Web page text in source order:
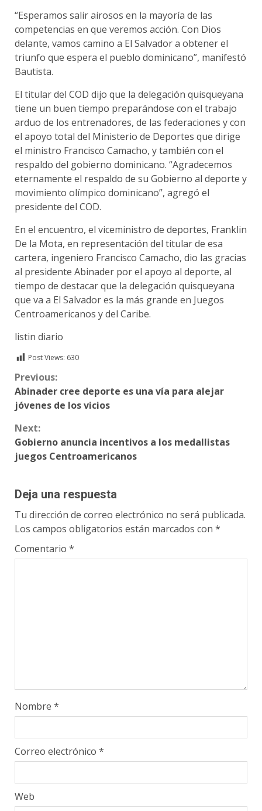
“Esperamos salir airosos en la mayoría de las
competencias en que veremos acción. Con Dios
delante, vamos camino a El Salvador a obtener el
triunfo que espera el pueblo dominicano”, manifestó
Bautista.
El titular del COD dijo que la delegación quisqueyana
tiene un buen tiempo preparándose con el trabajo
arduo de los entrenadores, de las federaciones y con
el apoyo total del Ministerio de Deportes que dirige
el ministro Francisco Camacho, y también con el
respaldo del gobierno dominicano. “Agradecemos
eternamente el respaldo de su Gobierno al deporte y
movimiento olímpico dominicano”, agregó el
presidente del COD.
En el encuentro, el viceministro de deportes, Franklin
De la Mota, en representación del titular de esa
cartera, ingeniero Francisco Camacho, dio las gracias
al presidente Abinader por el apoyo al deporte, al
tiempo de destacar que la delegación quisqueyana
que va a El Salvador es la más grande en Juegos
Centroamericanos y del Caribe.
listin diario
Post Views: 630
Continue
Reading
Previous:
Abinader cree deporte es una vía para alejar
jóvenes de los vicios
Next:
Gobierno anuncia incentivos a los medallistas
juegos Centroamericanos
Deja una respuesta
Tu dirección de correo electrónico no será publicada.
Los campos obligatorios están marcados con *
Comentario *
Nombre *
Correo electrónico *
Web